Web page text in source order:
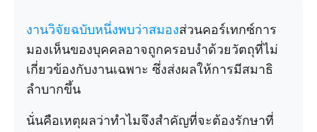
งานวิจัยฉบับหนึ่งพบว่าสมองส่วนคอร์เทกซ์การ
มองเห็นของบุคคลอาจถูกครอบงำด้วยวัตถุที่ไม่
เกี่ยวข้องกับงานเฉพาะ ซึ่งส่งผลให้การมีสมาธิ
ลำบากขึ้น
นั่นคือเหตุผลว่าทำไมจึงสำคัญที่จะต้องรักษาที่